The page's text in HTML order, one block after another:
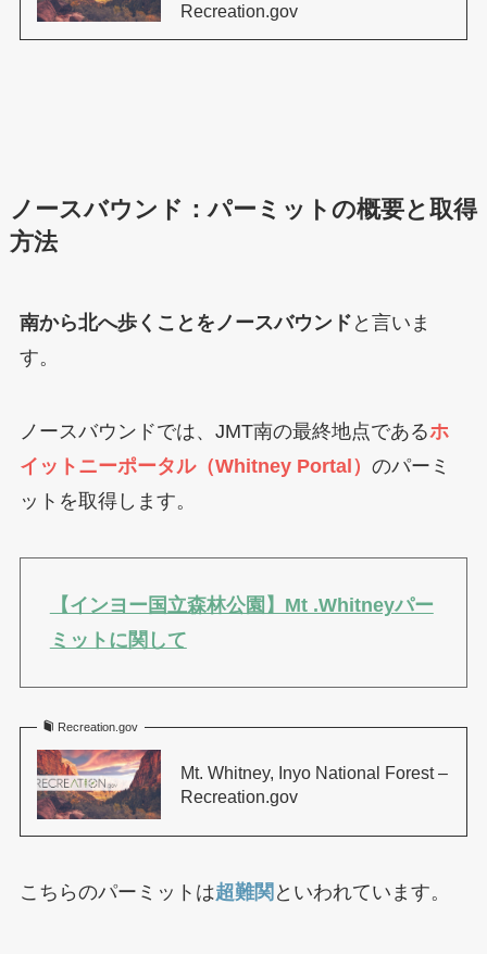
Recreation.gov
ノースバウンド：パーミットの概要と取得
方法
南から北へ歩くことをノースバウンド と言いま
す。
ノースバウンドでは、JMT南の最終地点であるホ
イットニーポータル（Whitney Portal） のパーミ
ットを取得します。
【インヨー国立森林公園】Mt .Whitneyパー
ミットに関して
Recreation.gov
Mt. Whitney, Inyo National Forest –
Recreation.gov
こちらのパーミットは超難関 といわれています。